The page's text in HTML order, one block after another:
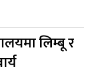
लिम्बू र